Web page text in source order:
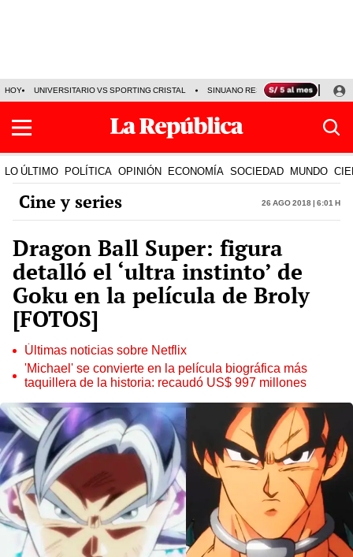
HOY UNIVERSITARIO VS SPORTING CRISTAL SINUANO RESULTADOS HOY
LO ÚLTIMO POLÍTICA OPINIÓN ECONOMÍA SOCIEDAD MUNDO
Cine y series 26 Ago 2018 | 6:01 h
Dragon Ball Super: figura
detalló el ‘ultra instinto’ de
Goku en la película de Broly
[FOTOS]
Últimas noticias sobre Netflix
'Michael' se convierte en la película biográfica más
taquillera de la historia: recaudó US$ 997 millones